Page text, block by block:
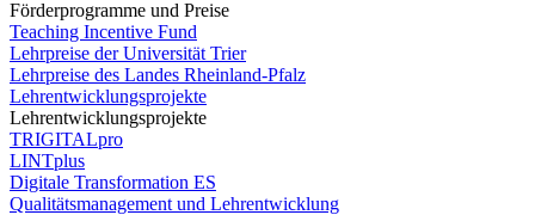
Förderprogramme und Preise
Teaching Incentive Fund
Lehrpreise der Universität Trier
Lehrpreise des Landes Rheinland-Pfalz
Lehrentwicklungsprojekte
Lehrentwicklungsprojekte
TRIGITALpro
LINTplus
Digitale Transformation ES
Qualitätsmanagement und Lehrentwicklung